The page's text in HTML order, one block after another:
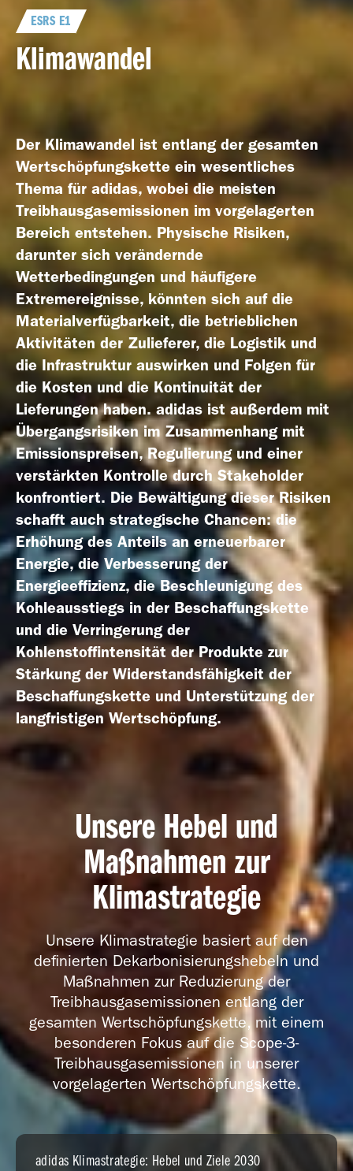
Geschäfts­bericht
2023
Geschäfts­bericht
2022
Geschäfts­bericht
2021
Geschäfts­bericht
2020
Geschäfts­bericht
2019
2018
Geschäfts­bericht
2017
ESRS E1
Klimawandel
Der Klimawandel ist entlang der gesamten
Wertschöpfungskette ein wesentliches
Thema für adidas, wobei die meisten
Treibhausgasemissionen im vorgelagerten
Bereich entstehen. Physische Risiken,
darunter sich verändernde
Wetterbedingungen und häufigere
Extremereignisse, könnten sich auf die
Materialverfügbarkeit, die betrieblichen
Aktivitäten der Zulieferer, die Logistik und
die Infrastruktur auswirken und Folgen für
die Kosten und die Kontinuität der
Lieferungen haben. adidas ist außerdem mit
Übergangsrisiken im Zusammenhang mit
Emissionspreisen, Regulierung und einer
verstärkten Kontrolle durch Stakeholder
konfrontiert. Die Bewältigung dieser Risiken
schafft auch strategische Chancen: die
Erhöhung des Anteils an erneuerbarer
Energie, die Verbesserung der
Energieeffizienz, die Beschleunigung des
Kohleausstiegs in der Beschaffungskette
und die Verringerung der
Kohlenstoffintensität der Produkte zur
Stärkung der Widerstandsfähigkeit der
Beschaffungskette und Unterstützung der
langfristigen Wertschöpfung.
Unsere Hebel und
Maßnahmen zur
Klimastrategie
Unsere Klimastrategie basiert auf den
definierten Dekarbonisierungshebeln und
Maßnahmen zur Reduzierung der
Treibhausgasemissionen entlang der
gesamten Wertschöpfungskette, mit einem
besonderen Fokus auf die Scope-3-
Treibhausgasemissionen in unserer
vorgelagerten Wertschöpfungskette.
adidas Klimastrategie: Hebel und Ziele 2030